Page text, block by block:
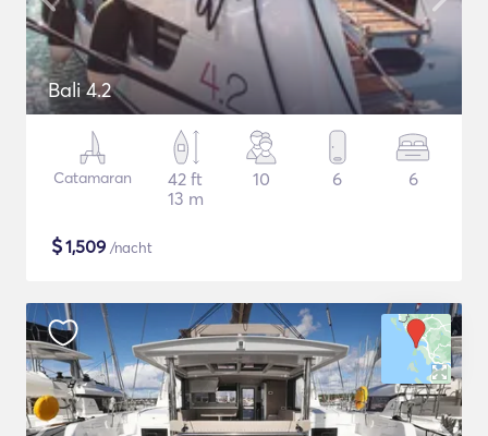
Bali 4.2
Catamaran
42 ft
13 m
10 6 6
$1,509 /nacht